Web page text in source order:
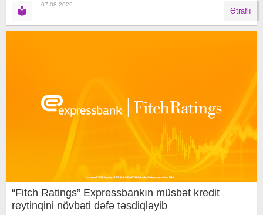
07.08.2026
Ətraflı
“Fitch Ratings” Expressbankın müsbət kredit
reytinqini növbəti dəfə təsdiqləyib